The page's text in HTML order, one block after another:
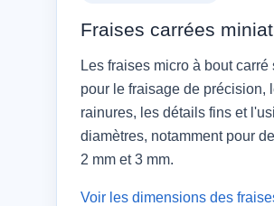
Fraises carrées
Les fraises micro à bout
pour le fraisage de précision,
rainures, les détails fins et
diamètres, notamment pour
2 mm et 3 mm.
Voir les dimensions des